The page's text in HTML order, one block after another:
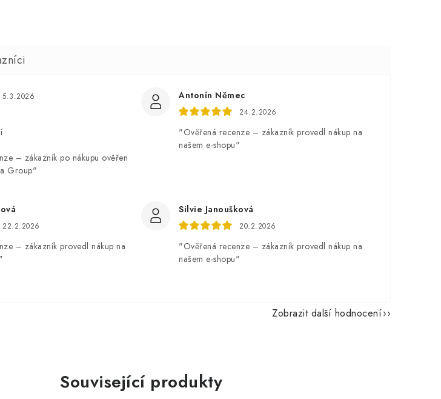
5.3.2026
– zákazník po nákupu ověřen
Group"
Antonín Němec
24.2.2026
"Ověřená recenze – zákazník provedl nákup na
našem e-shopu"
22.2.2026
– zákazník provedl nákup na
Silvie Janoušková
20.2.2026
"Ověřená recenze – zákazník provedl nákup na
našem e-shopu"
Zobrazit další hodnocení
Související produkty